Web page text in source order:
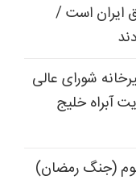
ایران است /
شورای عالی
آبراه خلیج
(جنگ رمضان)